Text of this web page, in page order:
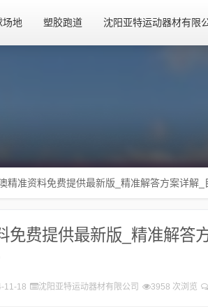
场地 塑胶跑道 沈阳亚特运动器材有限
精准资料免费提供最新版_精准解答方案详解
免费提供最新版_精准解答
11-18 沈阳亚特运动器材有限公司 3958 次浏览